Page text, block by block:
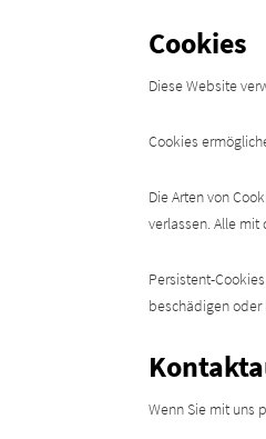
Cookies
Diese Website
Cookies
Die Arten von
verlassen. Alle
Persistent-
beschädigen oder
Wenn Sie mit uns